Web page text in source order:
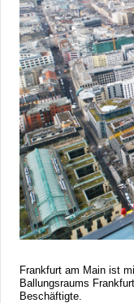
Frankfurt am Main ist
Ballungsraums
Beschäftigte.